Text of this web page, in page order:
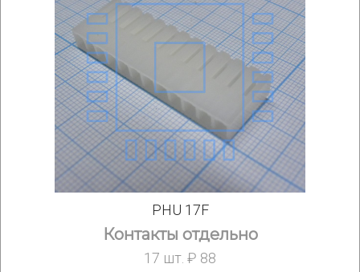
PHU 17F
Контакты отдельно
17 шт. ₽ 88